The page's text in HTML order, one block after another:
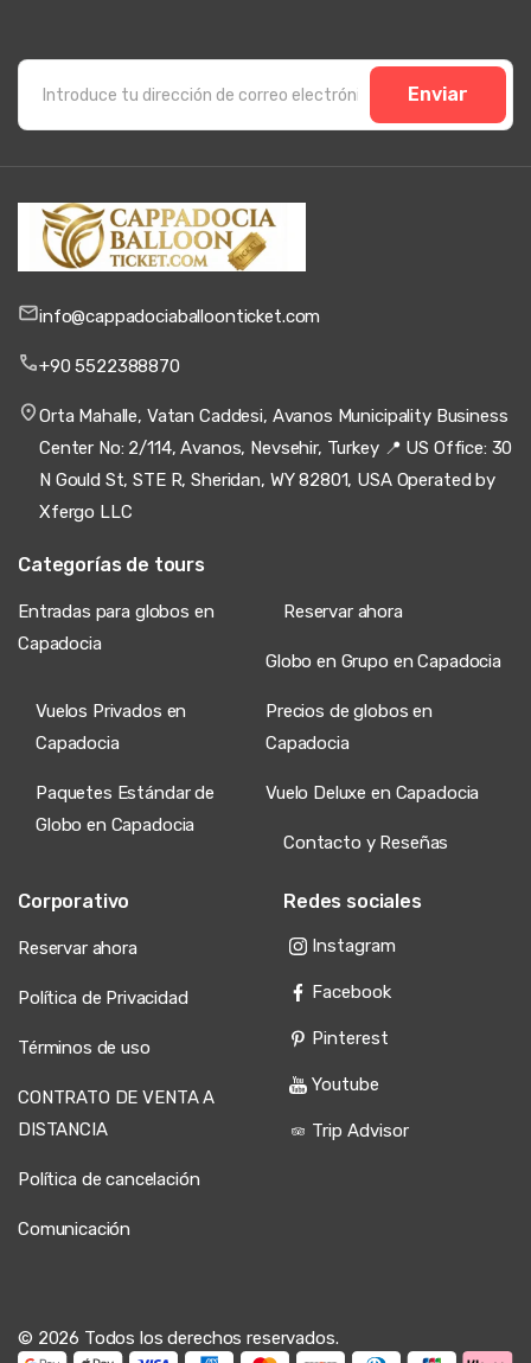
Enviar
info@cappadociaballoonticket.com
+90 5522388870
Orta Mahalle, Vatan Caddesi, Avanos Municipality Business
Center No: 2/114, Avanos, Nevsehir, Turkey 📍 US Office: 30
N Gould St, STE R, Sheridan, WY 82801, USA Operated by
Xfergo LLC
Categorías de tours
Entradas para globos en
Capadocia
Reservar ahora
Globo en Grupo en Capadocia
Vuelos Privados en
Capadocia
Precios de globos en
Capadocia
Paquetes Estándar de
Globo en Capadocia
Vuelo Deluxe en Capadocia
Contacto y Reseñas
Corporativo
Reservar ahora
Política de Privacidad
Términos de uso
CONTRATO DE VENTA A
DISTANCIA
Política de cancelación
Comunicación
Redes sociales
Instagram
Facebook
Pinterest
Youtube
Trip Advisor
© 2026 Todos los derechos reservados.